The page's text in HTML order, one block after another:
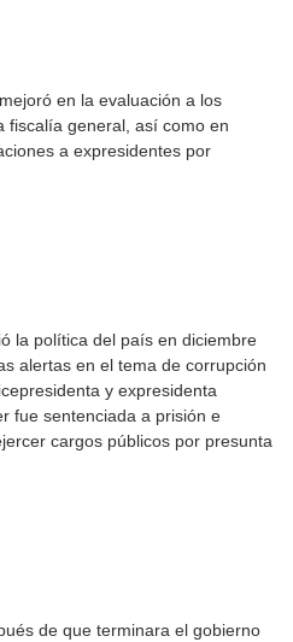
en la evaluación a los
fiscalía general, así como en
a expresidentes por
la política del país en diciembre
alertas en el tema de corrupción
y expresidenta
fue sentenciada a prisión e
cargos públicos por presunta
de que terminara el gobierno